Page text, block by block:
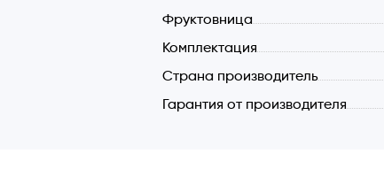
Фруктовница
Комплектация
Страна производитель
Гарантия от производителя